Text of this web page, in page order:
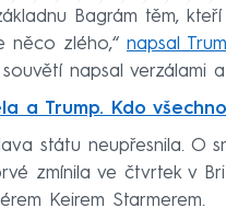
Bagrám těm,
něco zlého,“ napsal
napsal verzálami
a Trump. Kdo
státu neupřesnila. O
zmínila ve čtvrtek v
Keirem Starmerem.